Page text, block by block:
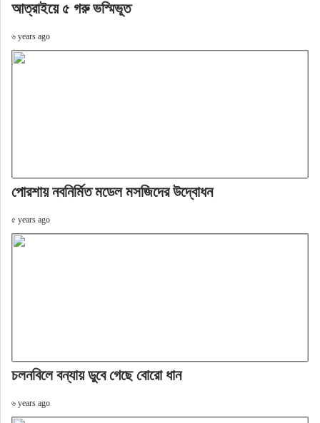
আত্রাইয়ে ৫ গরু ভস্মিভূত
৬ years ago
পোরশায় নবনির্মিত মডেল মসজিদের উদ্বোধন
৫ years ago
চলনবিলে বন্যায় ডুবে গেছে বোরো ধান
৬ years ago